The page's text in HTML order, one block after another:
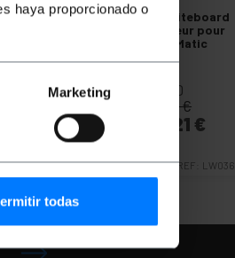
haya proporcionado o
Marketing
todas
DISPLAYMATIC
Whiteboard
Marker LED épaisseur pour
le pourpre DisplayMatic
PVP
0,21
0,21 €VAT inc.
PVD
1,06€
0,21 €
Livraison immédiate REF: LW036